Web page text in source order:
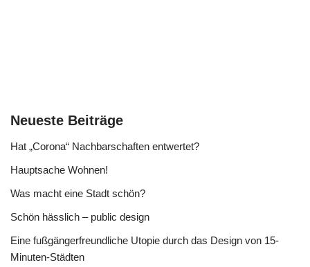
Neueste Beiträge
Hat „Corona“ Nachbarschaften entwertet?
Hauptsache Wohnen!
Was macht eine Stadt schön?
Schön hässlich – public design
Eine fußgängerfreundliche Utopie durch das Design von 15-
Minuten-Städten